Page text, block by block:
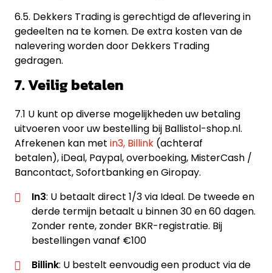
6.5. Dekkers Trading is gerechtigd de aflevering in
gedeelten na te komen. De extra kosten van de
nalevering worden door Dekkers Trading
gedragen.
7. Veilig betalen
7.1 U kunt op diverse mogelijkheden uw betaling
uitvoeren voor uw bestelling bij Ballistol-shop.nl.
Afrekenen kan met in3, Billink (achteraf
betalen), iDeal, Paypal, overboeking, MisterCash /
Bancontact, Sofortbanking en Giropay.
In3: U betaalt direct 1/3 via Ideal. De tweede en
derde termijn betaalt u binnen 30 en 60 dagen.
Zonder rente, zonder BKR-registratie. Bij
bestellingen vanaf €100
Billink: U bestelt eenvoudig een product via de